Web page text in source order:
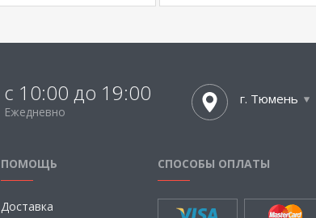
с 10:00 до 19:00
Ежедневно
г. Тюмень
ПОМОЩЬ
Доставка
СПОСОБЫ ОПЛАТЫ